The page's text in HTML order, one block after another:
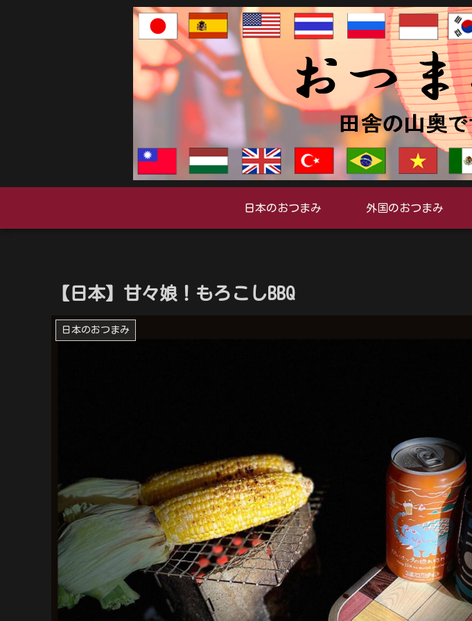
日本のおつまみ 外国のおつまみ
【日本】甘々娘！もろこしBBQ
日本のおつまみ